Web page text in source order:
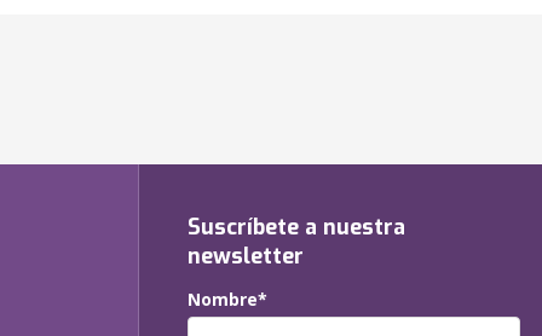
Suscríbete a nuestra
newsletter
Nombre*